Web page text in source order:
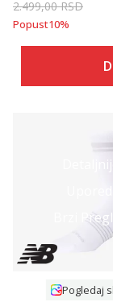
2.499,00RSD
Popust10%
Brzi
Pogledaj